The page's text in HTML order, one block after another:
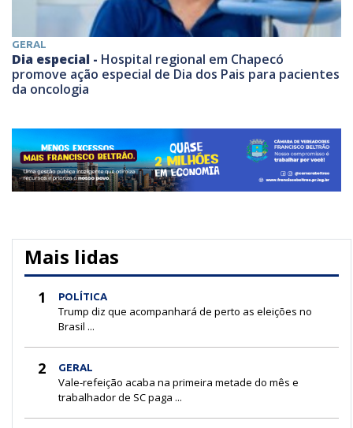
GERAL
Dia especial - Hospital regional em Chapecó
promove ação especial de Dia dos Pais para pacientes
da oncologia
Mais lidas
1 POLÍTICA
Trump diz que acompanhará de perto as eleições no
Brasil ...
2 GERAL
Vale-refeição acaba na primeira metade do mês e
trabalhador de SC paga ...